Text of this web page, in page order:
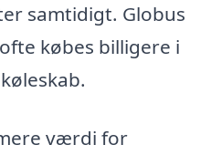
samtidigt. Globus
købes billigere i
værdi for